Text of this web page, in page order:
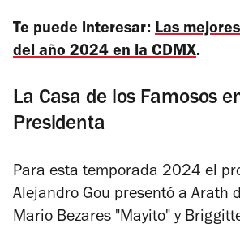
Te puede interesar: Las
del año 2024 en la CDMX.
La Casa de los Famosos
Presidenta
Para esta temporada 2024 el
Alejandro Gou presentó a Arath
Mario Bezares "Mayito" y